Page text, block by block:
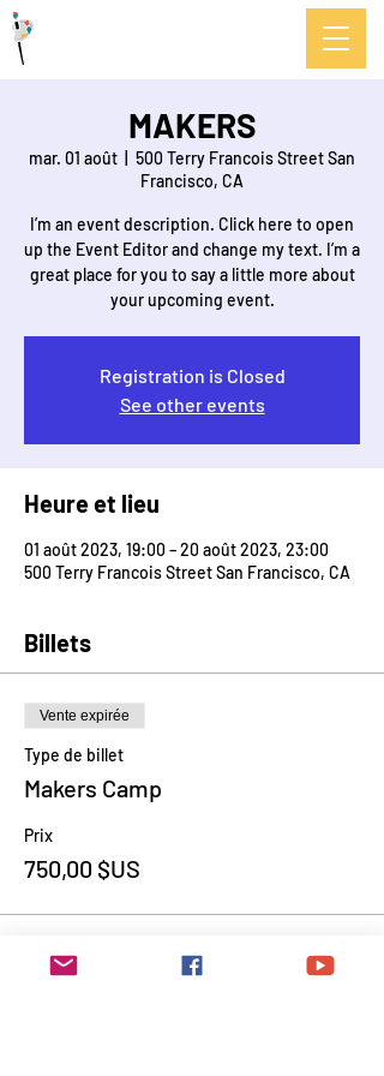
MAKERS
mar. 01 août
500 Terry Francois Street San
Francisco, CA
I’m an event description. Click here to open
up the Event Editor and change my text. I’m a
great place for you to say a little more about
Registration is Closed
See other events
Heure et lieu
01 août 2023, 19:00 – 20 août 2023, 23:00
500 Terry Francois Street San Francisco, CA
Billets
Vente expirée
Type de billet
Makers Camp
Prix
750,00 $US
Partager cet événement